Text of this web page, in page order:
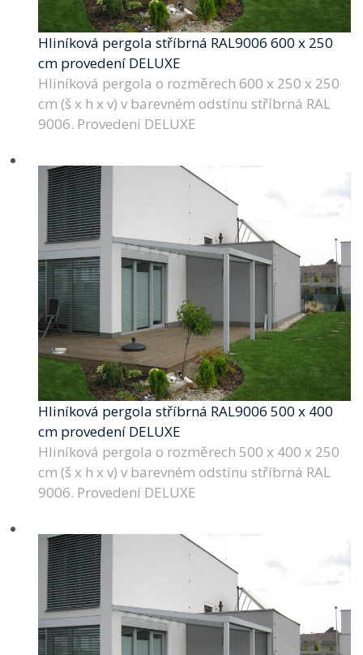
Hliníková pergola stříbrná RAL9006 600 x 250
cm provedení DELUXE
Hliníková pergola o rozměrech 600 x 250 x 250
cm (š x h x v) v barevném odstínu stříbrná RAL
9006. Provedení DELUXE
Hliníková pergola stříbrná RAL9006 500 x 400
cm provedení DELUXE
Hliníková pergola o rozměrech 500 x 400 x 250
cm (š x h x v) v barevném odstínu stříbrná RAL
9006. Provedení DELUXE